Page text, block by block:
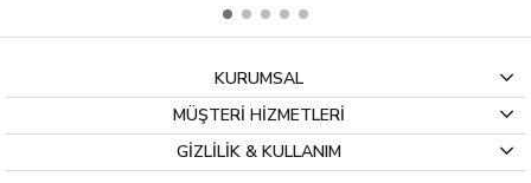
KURUMSAL
MÜŞTERİ HİZMETLERİ
GİZLİLİK & KULLANIM